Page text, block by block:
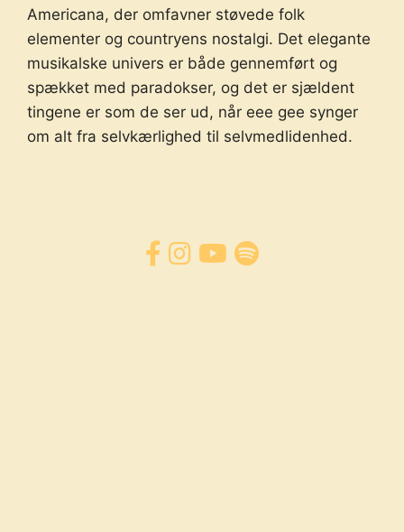
Americana, der omfavner støvede folk
elementer og countryens nostalgi. Det elegante
musikalske univers er både gennemført og
spækket med paradokser, og det er sjældent
tingene er som de ser ud, når eee gee synger
om alt fra selvkærlighed til selvmedlidenhed.